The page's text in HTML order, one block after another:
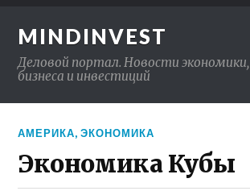
MINDINVEST
Деловой портал. Новости экономики,
бизнеса и инвестиций
АМЕРИКА,ЭКОНОМИКА
Экономика Кубы